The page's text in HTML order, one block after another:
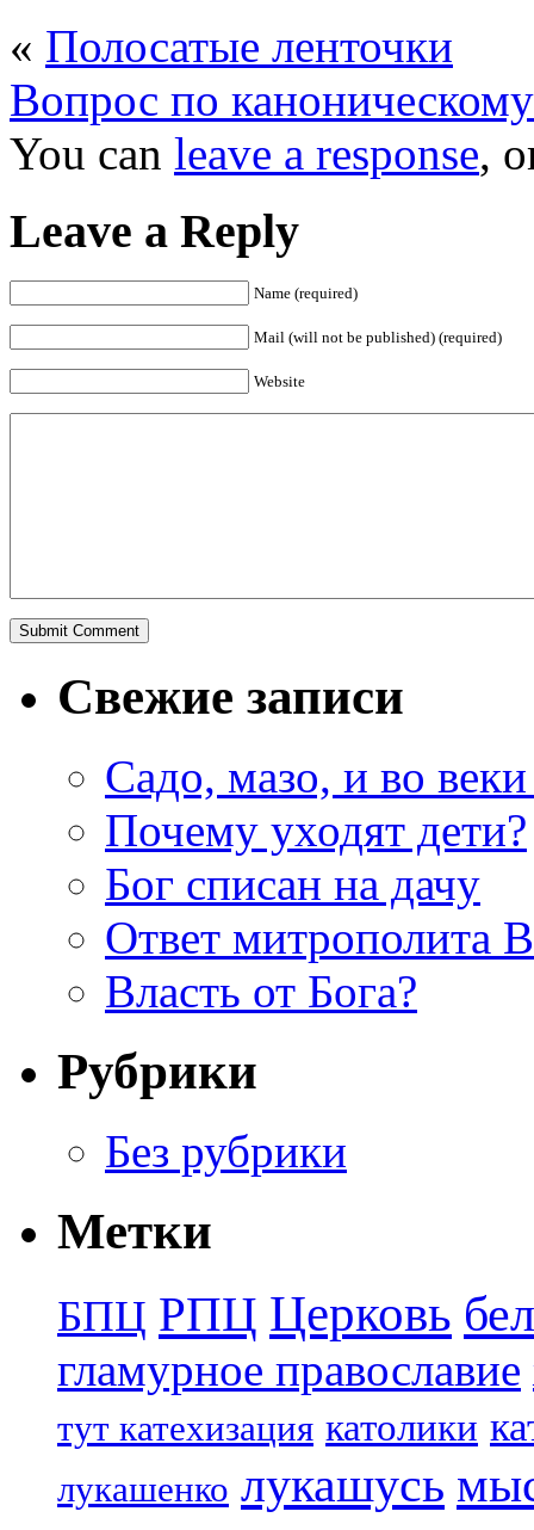
« Полосатые ленточки
Вопрос по
You can leave a response,
Leave a Reply
Name (required)
Mail (will not be published) (required)
Website
Свежие записи
Садо, мазо, и во веки
Почему уходят дети?
Бог списан на дачу
Ответ митрополита
Власть от Бога?
Рубрики
Без рубрики
Метки
БПЦ РПЦ Церковь
гламурное православие
тут катехизация католики
лукашенко лукашусь